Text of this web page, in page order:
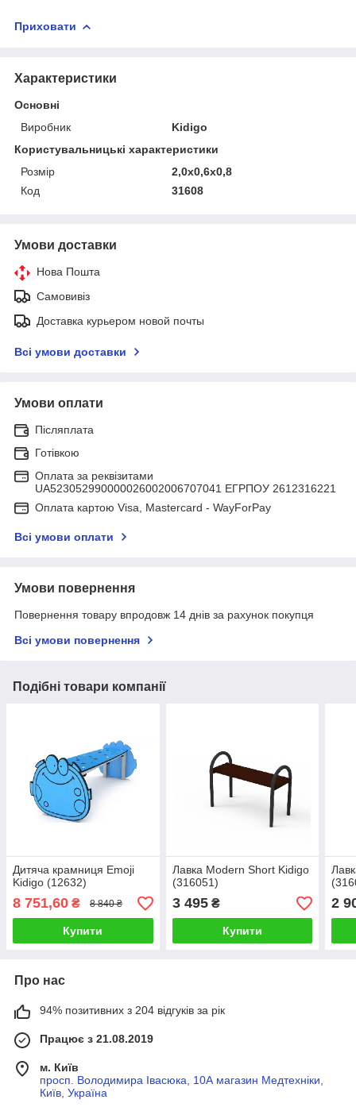
Приховати
Характеристики
Основні
Виробник
Kidigo
Користувальницькі характеристики
Розмір
2,0х0,6х0,8
Код
31608
Умови доставки
Нова Пошта
Самовивіз
Доставка курьером новой почты
Всі умови доставки
Умови оплати
Післяплата
Готівкою
Оплата за реквізитами
UA523052990000026002006707041 ЕГРПОУ 2612316221
Оплата картою Visa, Mastercard - WayForPay
Всі умови оплати
Умови повернення
Повернення товару впродовж 14 днів за рахунок покупця
Всі умови повернення
Подібні товари компанії
Дитяча крамниця Emoji
Kidigo (12632)
8 751,60 ₴ 8 840 ₴
Купити
Лавка Modern Short Kidigo
(316051)
3 495₴
Купити
2
Про нас
94% позитивних з 204 відгуків за рік
Працює з 21.08.2019
м. Київ
просп. Володимира Івасюка, 10А магазин Медтехніки,
Київ, Україна